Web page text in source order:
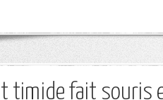
timide fait souris